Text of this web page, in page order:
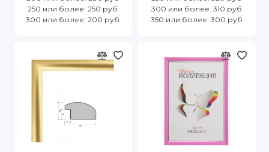
250 или более: 250 руб
300 или более: 200 руб
300 или более: 310 руб
350 или более: 300 руб